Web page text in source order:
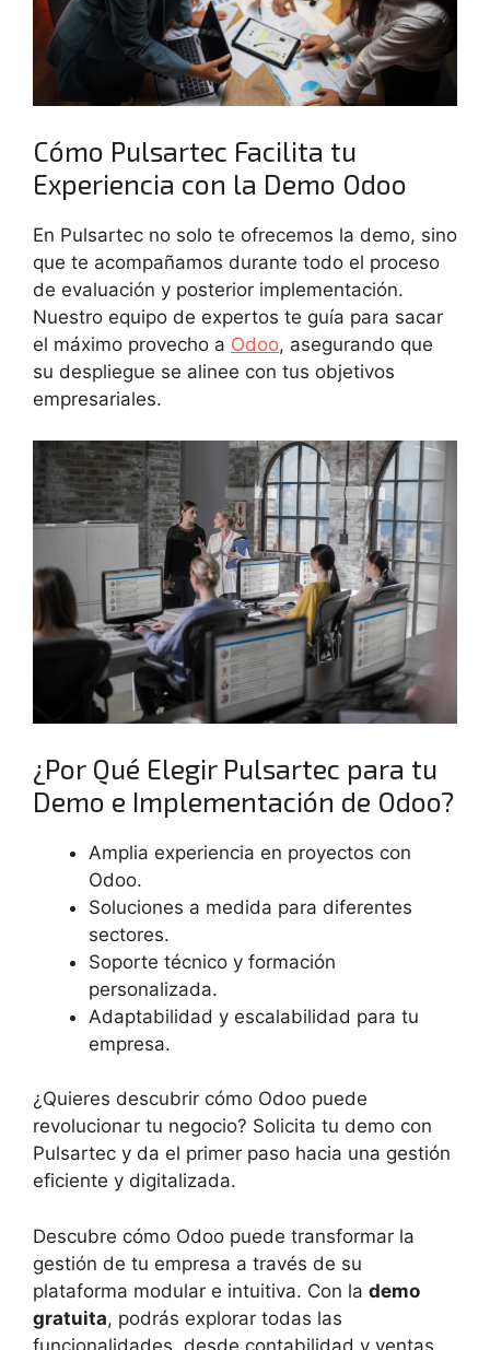
Cómo Pulsartec Facilita tu
Experiencia con la Demo Odoo
En Pulsartec no solo te ofrecemos la demo, sino
que te acompañamos durante todo el proceso
de evaluación y posterior implementación.
Nuestro equipo de expertos te guía para sacar
el máximo provecho a Odoo, asegurando que
su despliegue se alinee con tus objetivos
empresariales.
¿Por Qué Elegir Pulsartec para tu
Demo e Implementación de Odoo?
Amplia experiencia en proyectos con
Odoo.
Soluciones a medida para diferentes
sectores.
Soporte técnico y formación
personalizada.
Adaptabilidad y escalabilidad para tu
empresa.
¿Quieres descubrir cómo Odoo puede
revolucionar tu negocio? Solicita tu demo con
Pulsartec y da el primer paso hacia una gestión
eficiente y digitalizada.
Descubre cómo Odoo puede transformar la
gestión de tu empresa a través de su
plataforma modular e intuitiva. Con la demo
gratuita, podrás explorar todas las
funcionalidades, desde contabilidad y ventas